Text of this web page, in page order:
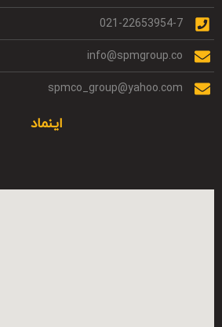
021-22653954-7
info@spmgroup.co
spmco_group@yahoo.com
اینماد